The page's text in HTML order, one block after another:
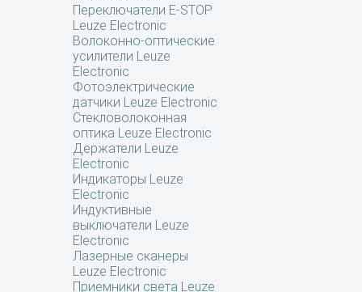
Переключатели E-STOP
Leuze Electronic
Волоконно-оптические
усилители Leuze
Electronic
Фотоэлектрические
датчики Leuze Electronic
Стекловолоконная
оптика Leuze Electronic
Держатели Leuze
Electronic
Индикаторы Leuze
Electronic
Индуктивные
выключатели Leuze
Electronic
Лазерные сканеры
Leuze Electronic
Приемники света Leuze